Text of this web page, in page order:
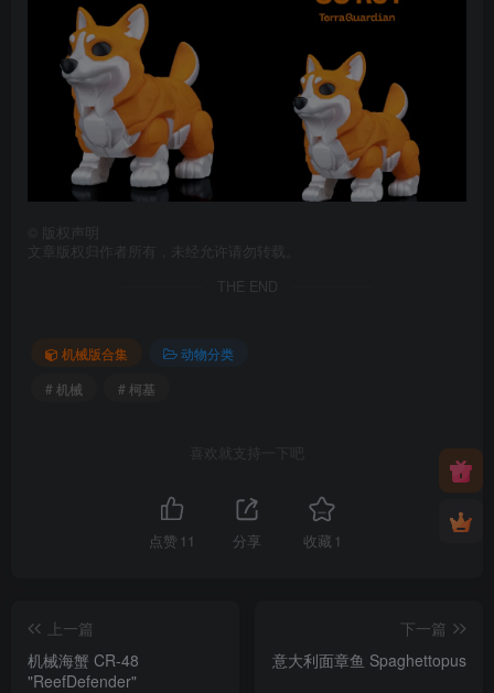
版权声明
文章版权归作者所有，未经允许请勿转载。
THE END
机械版合集
动物分类
# 机械
# 柯基
喜欢就支持一下吧
点赞 11 分享 收藏 1
上一篇
机械海蟹 CR-48
"ReefDefender"
下一篇
意大利面章鱼 Spaghettopus